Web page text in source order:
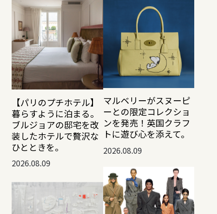
【パリのプチホテル】
暮らすように泊まる。
ブルジョアの邸宅を改
装したホテルで贅沢な
ひとときを。
2026.08.09
マルベリーがスヌーピ
ーとの限定コレクショ
ンを発売！英国クラフ
トに遊び心を添えて。
2026.08.09